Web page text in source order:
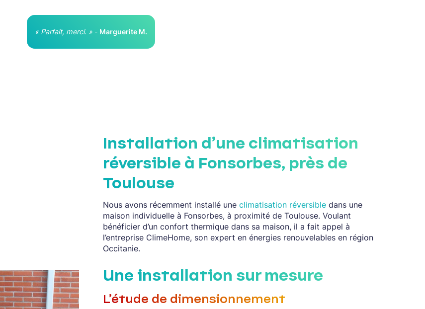
« Parfait, merci. » - Marguerite M.
Installation d’une climatisation
réversible à Fonsorbes, près de
Toulouse
Nous avons récemment installé une climatisation réversible dans une
maison individuelle à Fonsorbes, à proximité de Toulouse. Voulant
bénéficier d’un confort thermique dans sa maison, il a fait appel à
l’entreprise ClimeHome, son expert en énergies renouvelables en région
Occitanie.
Une installation sur mesure
L’étude de dimensionnement